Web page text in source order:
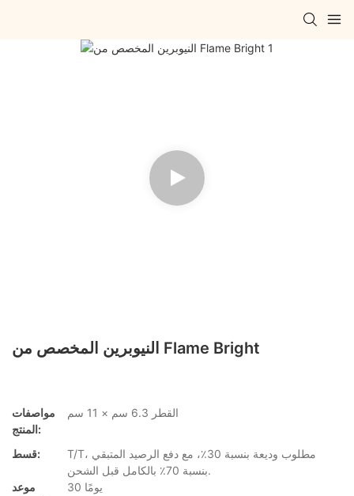
النيوبرين المخصص من Flame Bright
مواصفات
المنتج:
القطر 6.3 سم × 11 سم
قسط:
T/T، مطلوب وديعة بنسبة 30٪، مع دفع الرصيد المتبقي
بنسبة 70٪ بالكامل قبل الشحن.
موعد
30 يومًا